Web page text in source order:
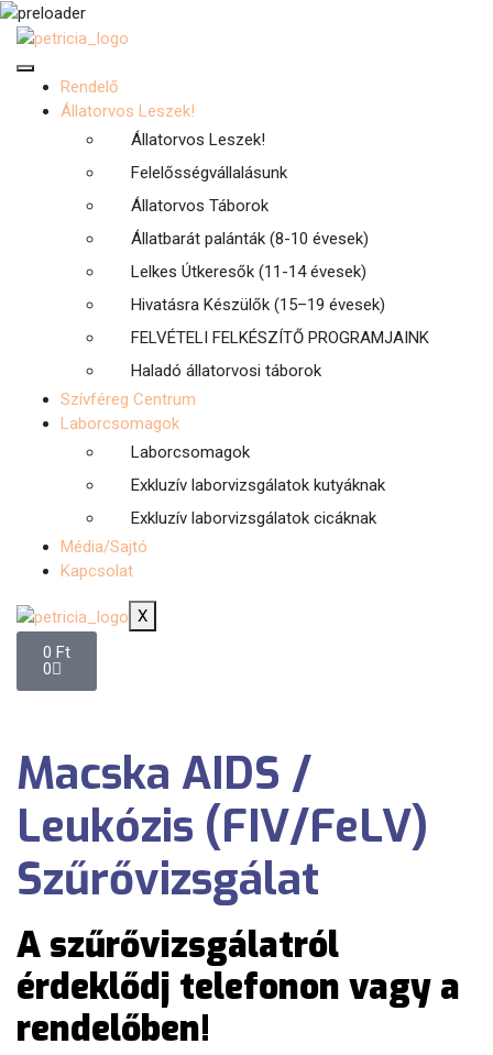
Rendelő
Állatorvos Leszek!
Állatorvos Leszek!
Felelősségvállalásunk
Állatorvos Táborok
Állatbarát palánták (8-10 évesek)
Lelkes Útkeresők (11-14 évesek)
Hivatásra Készülők (15–19 évesek)
FELVÉTELI FELKÉSZÍTŐ PROGRAMJAINK
Haladó állatorvosi táborok
Szívféreg Centrum
Laborcsomagok
Laborcsomagok
Exkluzív laborvizsgálatok kutyáknak
Exkluzív laborvizsgálatok cicáknak
Média/Sajtó
Kapcsolat
X
0 Ft
0
Macska AIDS /
Leukózis (FIV/FeLV)
Szűrővizsgálat
A szűrővizsgálatról
érdeklődj telefonon vagy a
rendelőben!